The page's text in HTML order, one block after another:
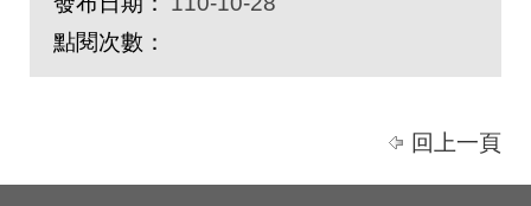
點閱次數：
回上一頁